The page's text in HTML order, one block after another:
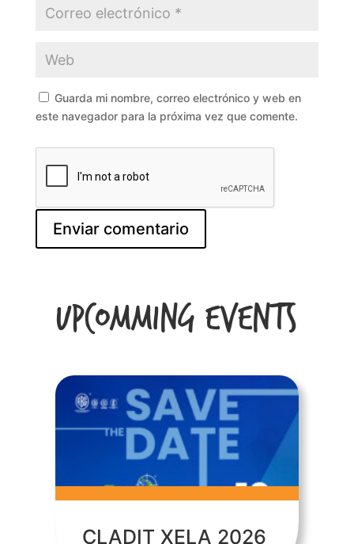
Guarda mi nombre, correo electrónico y web en
este navegador para la próxima vez que comente.
Upcomming Events
CLADIT XELA 2026